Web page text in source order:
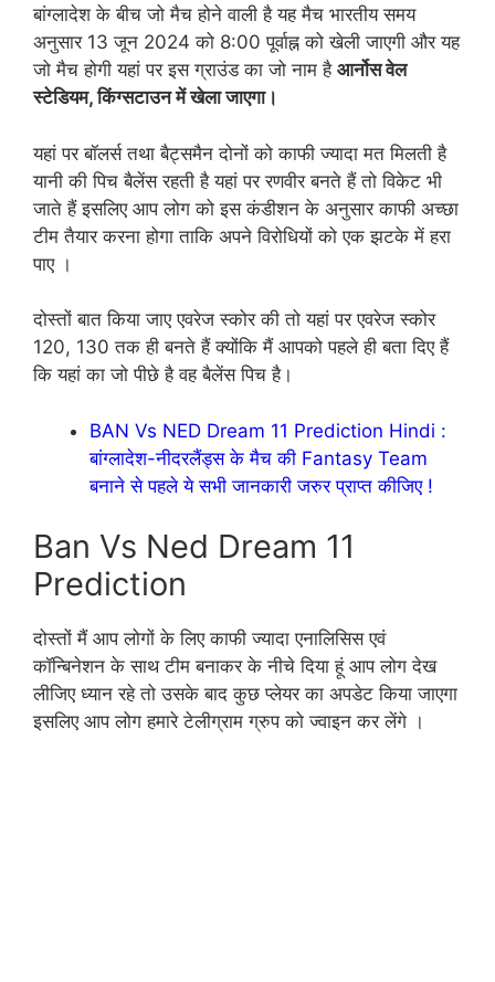
बांग्लादेश के बीच जो मैच होने वाली है यह मैच भारतीय समय
अनुसार 13 जून 2024 को 8:00 पूर्वाह्न को खेली जाएगी और यह
जो मैच होगी यहां पर इस ग्राउंड का जो नाम है आर्नोस वेल
स्टेडियम, किंग्सटाउन में खेला जाएगा।
यहां पर बॉलर्स तथा बैट्समैन दोनों को काफी ज्यादा मत मिलती है
यानी की पिच बैलेंस रहती है यहां पर रणवीर बनते हैं तो विकेट भी
जाते हैं इसलिए आप लोग को इस कंडीशन के अनुसार काफी अच्छा
टीम तैयार करना होगा ताकि अपने विरोधियों को एक झटके में हरा
पाए ।
दोस्तों बात किया जाए एवरेज स्कोर की तो यहां पर एवरेज स्कोर
120, 130 तक ही बनते हैं क्योंकि मैं आपको पहले ही बता दिए हैं
कि यहां का जो पीछे है वह बैलेंस पिच है।
BAN Vs NED Dream 11 Prediction Hindi :
बांग्लादेश-नीदरलैंड्स के मैच की Fantasy Team
बनाने से पहले ये सभी जानकारी जरुर प्राप्त कीजिए !
Ban Vs Ned Dream 11
Prediction
दोस्तों मैं आप लोगों के लिए काफी ज्यादा एनालिसिस एवं
कॉन्बिनेशन के साथ टीम बनाकर के नीचे दिया हूं आप लोग देख
लीजिए ध्यान रहे तो उसके बाद कुछ प्लेयर का अपडेट किया जाएगा
इसलिए आप लोग हमारे टेलीग्राम ग्रुप को ज्वाइन कर लेंगे ।